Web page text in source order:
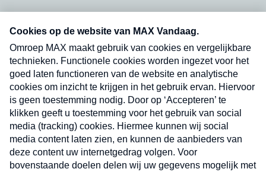
nieuwsbrief. Elke vrijdag- en dinsdagochtend in
uw mailbox.
Verzend